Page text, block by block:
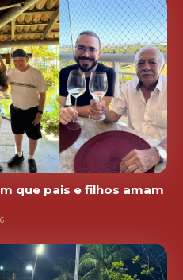
que pais e filhos amam